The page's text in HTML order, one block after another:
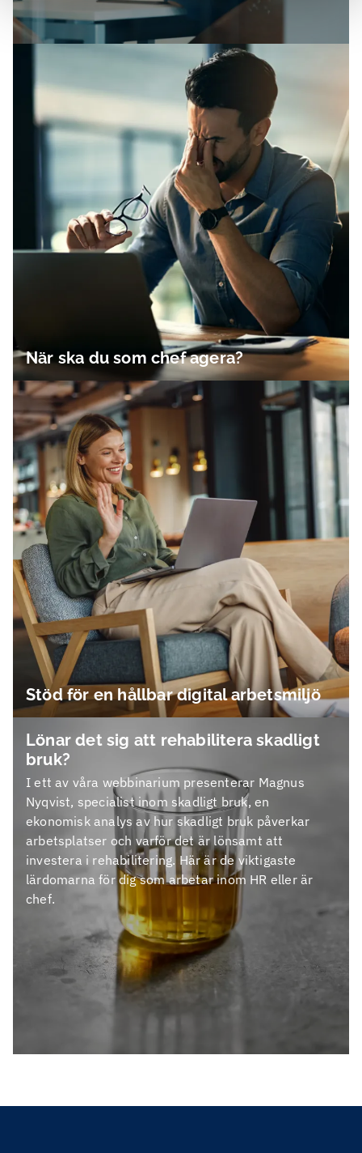
När ska du som chef agera?
Stöd för en hållbar digital arbetsmiljö
Lönar det sig att rehabilitera skadligt
bruk?
I ett av våra webbinarium presenterar Magnus
Nyqvist, specialist inom skadligt bruk, en
ekonomisk analys av hur skadligt bruk påverkar
arbetsplatser och varför det är lönsamt att
investera i rehabilitering. Här är de viktigaste
lärdomarna för dig som arbetar inom HR eller är
chef.